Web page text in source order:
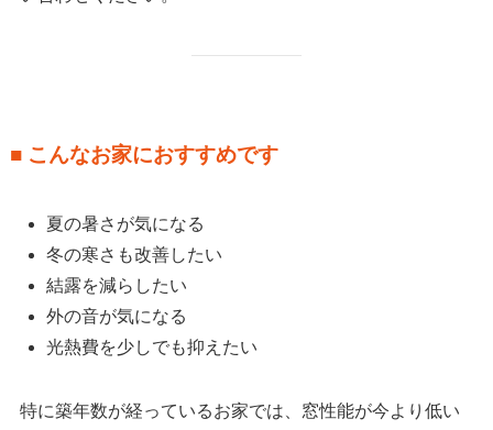
■ こんなお家におすすめです
夏の暑さが気になる
冬の寒さも改善したい
結露を減らしたい
外の音が気になる
光熱費を少しでも抑えたい
特に築年数が経っているお家では、窓性能が今より低い